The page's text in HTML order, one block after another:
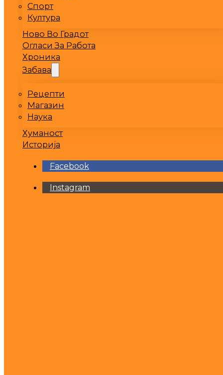
Спорт
Култура
Ново Во Градот
Огласи За Работа
Хроника
Забава
Рецепти
Магазин
Наука
Хуманост
Историја
Facebook
Instagram